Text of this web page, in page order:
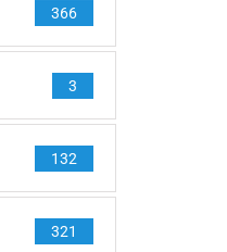
366
3
132
321